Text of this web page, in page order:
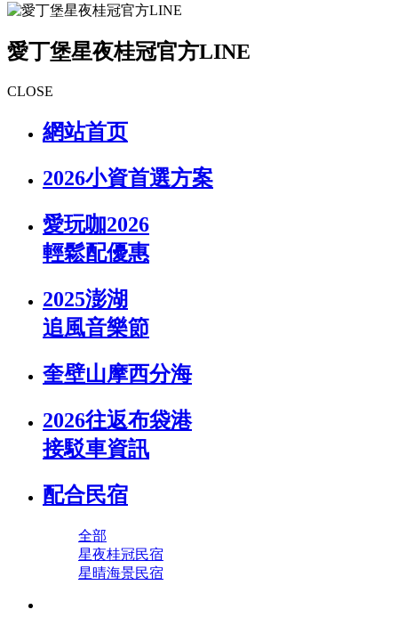
愛丁堡星夜桂冠官方LINE
CLOSE
網站首页
2026小資首選方案
愛玩咖2026
輕鬆配優惠
2025澎湖
追風音樂節
奎壁山摩西分海
2026往返布袋港
接駁車資訊
配合民宿
全部
星夜桂冠民宿
星晴海景民宿